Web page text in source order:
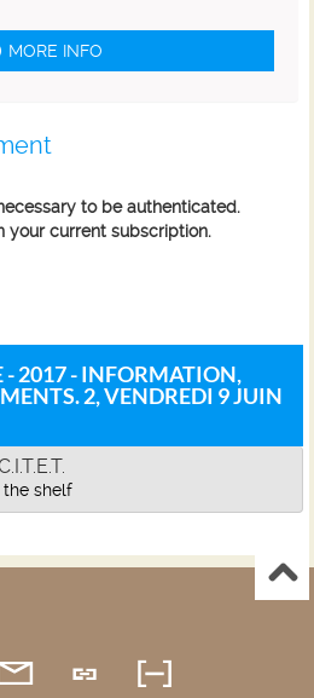
MORE INFO
to be authenticated.
your current subscription.
- 2017 - INFORMATION,
2, VENDREDI 9 JUIN
the shelf